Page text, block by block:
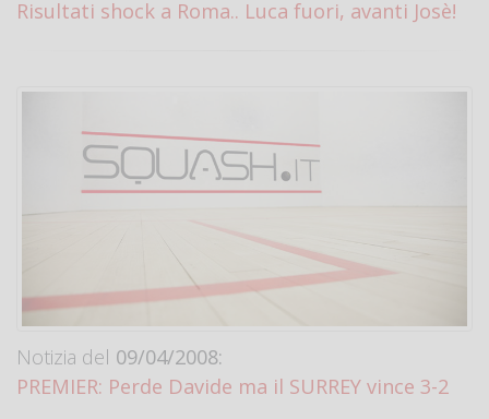
Risultati shock a Roma.. Luca fuori, avanti Josè!
Notizia del 09/04/2008:
PREMIER: Perde Davide ma il SURREY vince 3-2